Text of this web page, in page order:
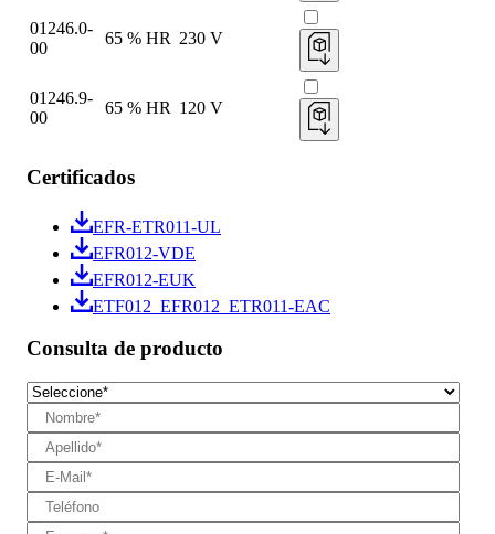
01246.0-
00
65 % HR 230 V
01246.9-
00
65 % HR 120 V
Certificados
EFR-ETR011-UL
EFR012-VDE
EFR012-EUK
ETF012_EFR012_ETR011-EAC
Consulta de producto